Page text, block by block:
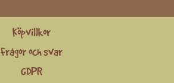
Köpvillkor
Frågor och svar
GDPR